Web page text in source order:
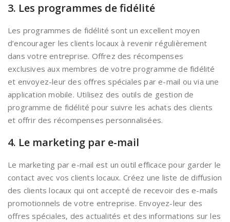
3. Les programmes de fidélité
Les programmes de fidélité sont un excellent moyen
d’encourager les clients locaux à revenir régulièrement
dans votre entreprise. Offrez des récompenses
exclusives aux membres de votre programme de fidélité
et envoyez-leur des offres spéciales par e-mail ou via une
application mobile. Utilisez des outils de gestion de
programme de fidélité pour suivre les achats des clients
et offrir des récompenses personnalisées.
4. Le marketing par e-mail
Le marketing par e-mail est un outil efficace pour garder le
contact avec vos clients locaux. Créez une liste de diffusion
des clients locaux qui ont accepté de recevoir des e-mails
promotionnels de votre entreprise. Envoyez-leur des
offres spéciales, des actualités et des informations sur les